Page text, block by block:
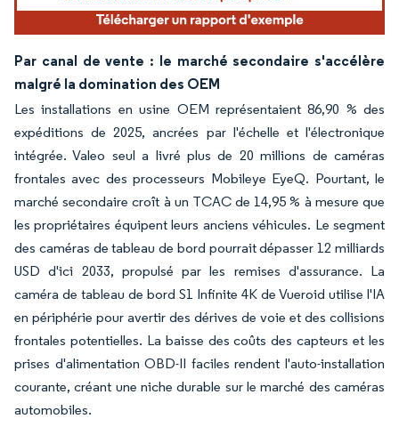
Par canal de vente : le marché secondaire s'accélère
malgré la domination des OEM
Les installations en usine OEM représentaient 86,90 % des
expéditions de 2025, ancrées par l'échelle et l'électronique
intégrée. Valeo seul a livré plus de 20 millions de caméras
frontales avec des processeurs Mobileye EyeQ. Pourtant, le
marché secondaire croît à un TCAC de 14,95 % à mesure que
les propriétaires équipent leurs anciens véhicules. Le segment
des caméras de tableau de bord pourrait dépasser 12 milliards
USD d'ici 2033, propulsé par les remises d'assurance. La
caméra de tableau de bord S1 Infinite 4K de Vueroid utilise l'IA
en périphérie pour avertir des dérives de voie et des collisions
frontales potentielles. La baisse des coûts des capteurs et les
prises d'alimentation OBD-II faciles rendent l'auto-installation
courante, créant une niche durable sur le marché des caméras
automobiles.